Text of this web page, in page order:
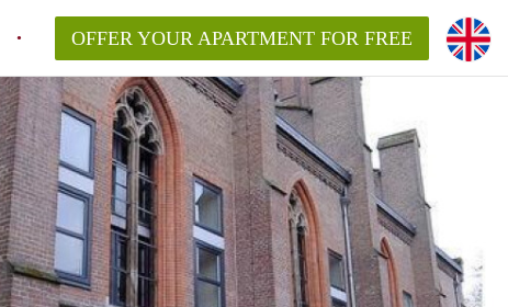
OFFER YOUR APARTMENT FOR FREE